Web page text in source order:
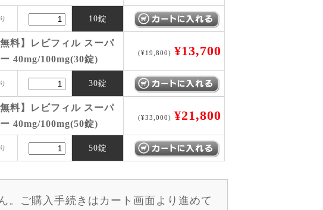
10錠
無料】レビフィル スーパ
40mg/100mg(30錠)
(¥19,800) ¥13,700
30錠
無料】レビフィル スーパ
40mg/100mg(50錠)
(¥33,000) ¥21,800
50錠
。ご購入手続きはカート画面より進めて